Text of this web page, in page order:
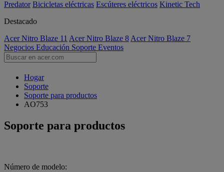
Predator Bicicletas eléctricas Escúteres eléctricos Kinetic Tech
Destacado
Acer Nitro Blaze 11 Acer Nitro Blaze 8 Acer Nitro Blaze 7
Negocios Educación Soporte Eventos
Hogar
Soporte
Soporte para productos
AO753
Soporte para productos
Número de modelo: